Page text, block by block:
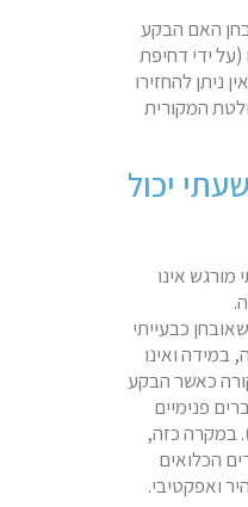
האם הבקע
(על ידי דחיפת
ניתן להחזירו
המקורית
יכול
אינו
כבעייתי
במידה ואינו
כאשר הבקע
פנימיים
במקרה כזה,
הכלואים
ואפקטיבי.